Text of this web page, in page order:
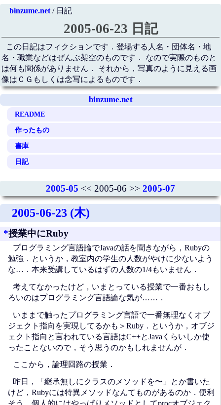
binzume.net/ 日記
2005-06-23 日記
この日記はフィクションです．登場する人名・団体名・地
名・職業などはぜんぶ架空のものです． なので実際のものと
は何も関係がありません． それから，写真のように見える画
像はＣＧもしくは念写によるものです．
binzume.net
README
作ったもの
書庫
日記
2005-05 << 2005-06 >> 2005-07
2005-06-23 (木)
*授業中にRuby
プログラミング言語論でJavaの話を聞きながら，Rubyの
勉強．というか，教室内の学生の人数がやけに少ないよう
な…．本来受講しているはずの人数の1/4もいません．
考えてなかったけど，いまとっている授業で一番おもし
ろいのはプログラミング言語論な気が……．
いままで触ったプログラミング言語で一番無理なくオブ
ジェクト指向を実現してるかも＞Ruby．というか，オブジ
ェクト指向と言われている言語はC++とJavaくらいしか使
ったことないので，そう思うのかもしれませんが．
ここから，論理回路の授業．
昨日，「継承無しにクラスのメソッドを〜」とか書いた
けど，Rubyには特異メソッドなんてものがあるのか．便利